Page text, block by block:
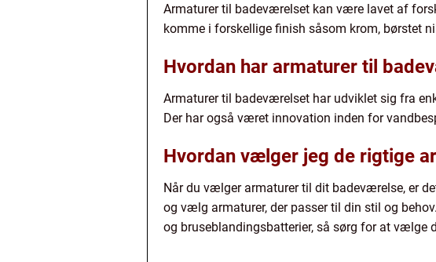
Armaturer til badeværelset kan være lavet af
komme i forskellige finish såsom krom, børstet
Hvordan har armaturer til
Armaturer til badeværelset har udviklet sig fra
Der har også været innovation inden for
Hvordan vælger jeg de rigtige
Når du vælger armaturer til dit badeværelse, er
og vælg armaturer, der passer til din stil og
og bruseblandingsbatterier, så sørg for at vælge